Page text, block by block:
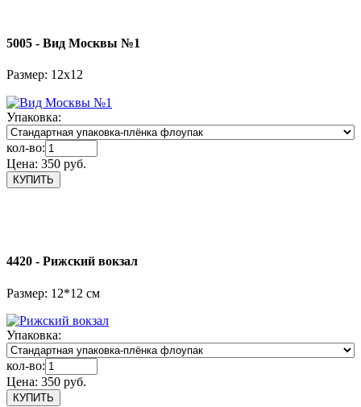
5005 - Вид Москвы №1
Размер: 12х12
Упаковка:
кол-во:
Цена: 350 руб.
4420 - Рижский вокзал
Размер: 12*12 см
Упаковка:
кол-во:
Цена: 350 руб.